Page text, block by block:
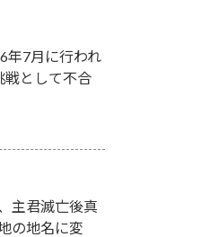
年7月に行われ
戦として不合
主君滅亡後真
の地名に変